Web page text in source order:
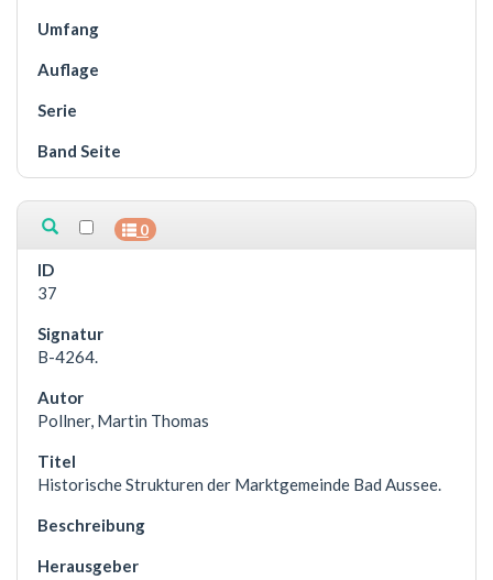
0
37
B-4264.
Pollner, Martin Thomas
Historische Strukturen der Marktgemeinde Bad Aussee.